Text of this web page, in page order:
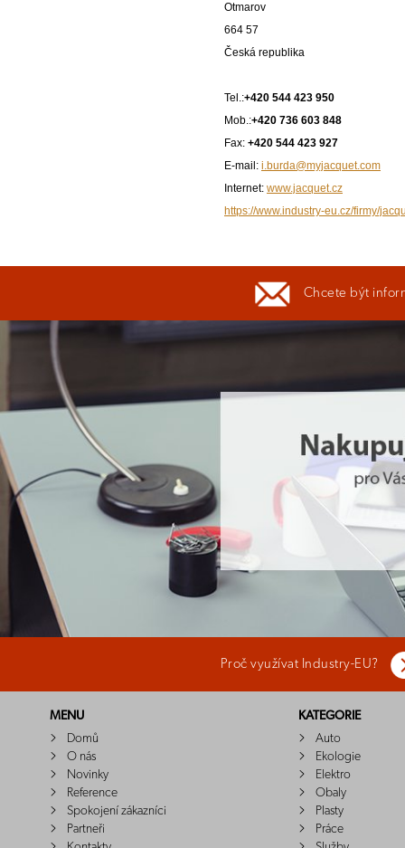
Otmarov
664 57
Česká republika
Tel.:+420 544 423 950
Mob.:+420 736 603 848
Fax: +420 544 423 927
E-mail: i.burda@myjacquet.com
Internet: www.jacquet.cz
https://www.industry-eu.cz/firmy/
Chcete být
Proč využívat Industry-EU?
MENU
Domů
O nás
Novinky
Reference
Spokojení zákazníci
Partneři
KATEGORIE
Auto
Ekologie
Elektro
Obaly
Plasty
Práce